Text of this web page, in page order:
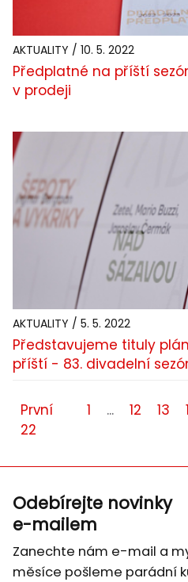
AKTUALITY / 10. 5. 2022
Předplatné na příští
v prodeji
AKTUALITY / 5. 5. 2022
Představujeme tituly
příští - 83. divadelní
První 1 ... 12 13
22
Odebírejte novinky
e-mailem
Zanechte nám e-mail a
měsíce pošleme parádní